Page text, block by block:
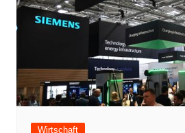
Wirtschaft